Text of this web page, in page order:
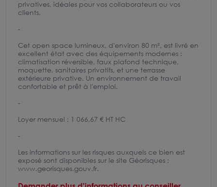
privatives, idéales pour vos collaborateurs ou vos
clients.
-
Cet open space lumineux, d'environ 80 m², est livré en
excellent état avec des équipements modernes :
climatisation réversible, faux plafond technique,
moquette, sanitaires privatifs, et une terrasse
extérieure privative. Un environnement de travail
confortable et prêt à l'emploi.
-
Loyer mensuel : 1 066,67 € HT HC
-
Les informations sur les risques auxquels ce bien est
exposé sont disponibles sur le site Géorisques :
www.georisques.gouv.fr.